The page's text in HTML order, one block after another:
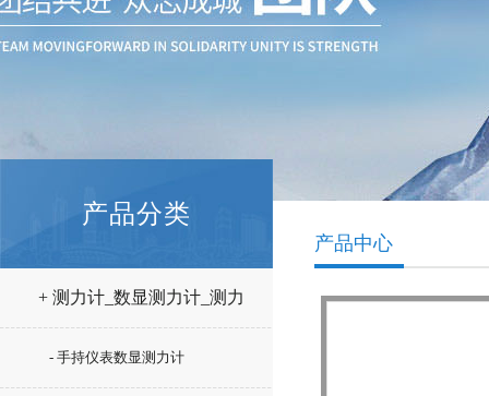
产品分类
+ 测力计_数显测力计_测力
- 手持仪表数显测力计
产品中心